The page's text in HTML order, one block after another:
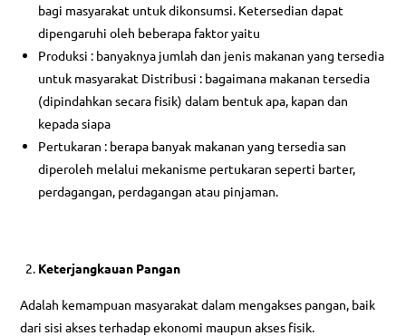
bagi masyarakat untuk dikonsumsi. Ketersedian dapat
dipengaruhi oleh beberapa faktor yaitu
Produksi : banyaknya jumlah dan jenis makanan yang tersedia
untuk masyarakat Distribusi : bagaimana makanan tersedia
(dipindahkan secara fisik) dalam bentuk apa, kapan dan
kepada siapa
Pertukaran : berapa banyak makanan yang tersedia san
diperoleh melalui mekanisme pertukaran seperti barter,
perdagangan, perdagangan atau pinjaman.
Keterjangkauan Pangan
Adalah kemampuan masyarakat dalam mengakses pangan, baik
dari sisi akses terhadap ekonomi maupun akses fisik.